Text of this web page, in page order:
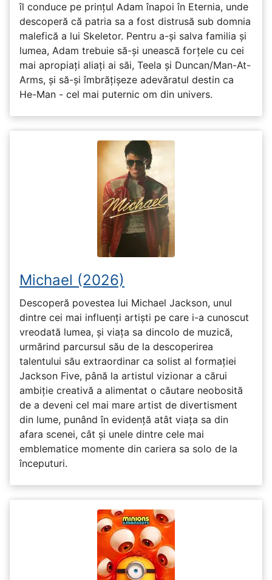
îl conduce pe prințul Adam înapoi în Eternia, unde
descoperă că patria sa a fost distrusă sub domnia
malefică a lui Skeletor. Pentru a-și salva familia și
lumea, Adam trebuie să-și unească forțele cu cei
mai apropiați aliați ai săi, Teela și Duncan/Man-At-
Arms, și să-și îmbrățișeze adevăratul destin ca
He-Man - cel mai puternic om din univers.
Michael (2026)
Descoperă povestea lui Michael Jackson, unul
dintre cei mai influenți artiști pe care i-a cunoscut
vreodată lumea, și viața sa dincolo de muzică,
urmărind parcursul său de la descoperirea
talentului său extraordinar ca solist al formației
Jackson Five, până la artistul vizionar a cărui
ambiție creativă a alimentat o căutare neobosită
de a deveni cel mai mare artist de divertisment
din lume, punând în evidență atât viața sa din
afara scenei, cât și unele dintre cele mai
emblematice momente din cariera sa solo de la
începuturi.